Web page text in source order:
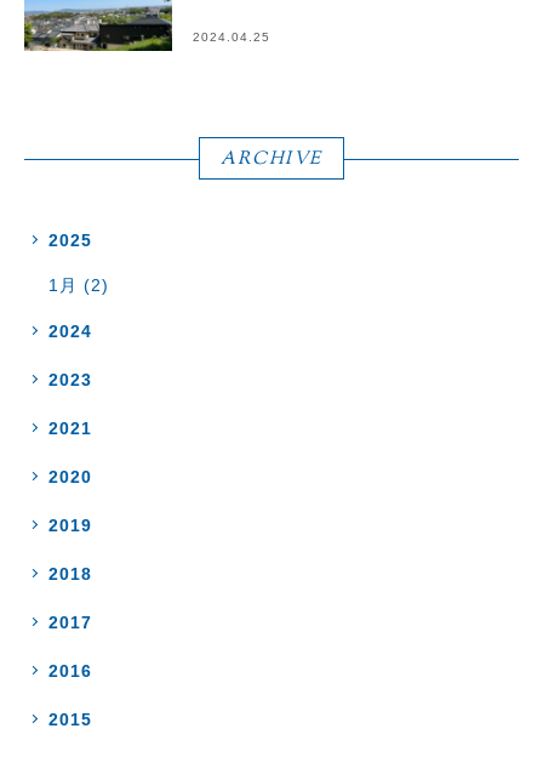
2024.04.25
ARCHIVE
2025
1月 (2)
2024
2023
2021
2020
2019
2018
2017
2016
2015